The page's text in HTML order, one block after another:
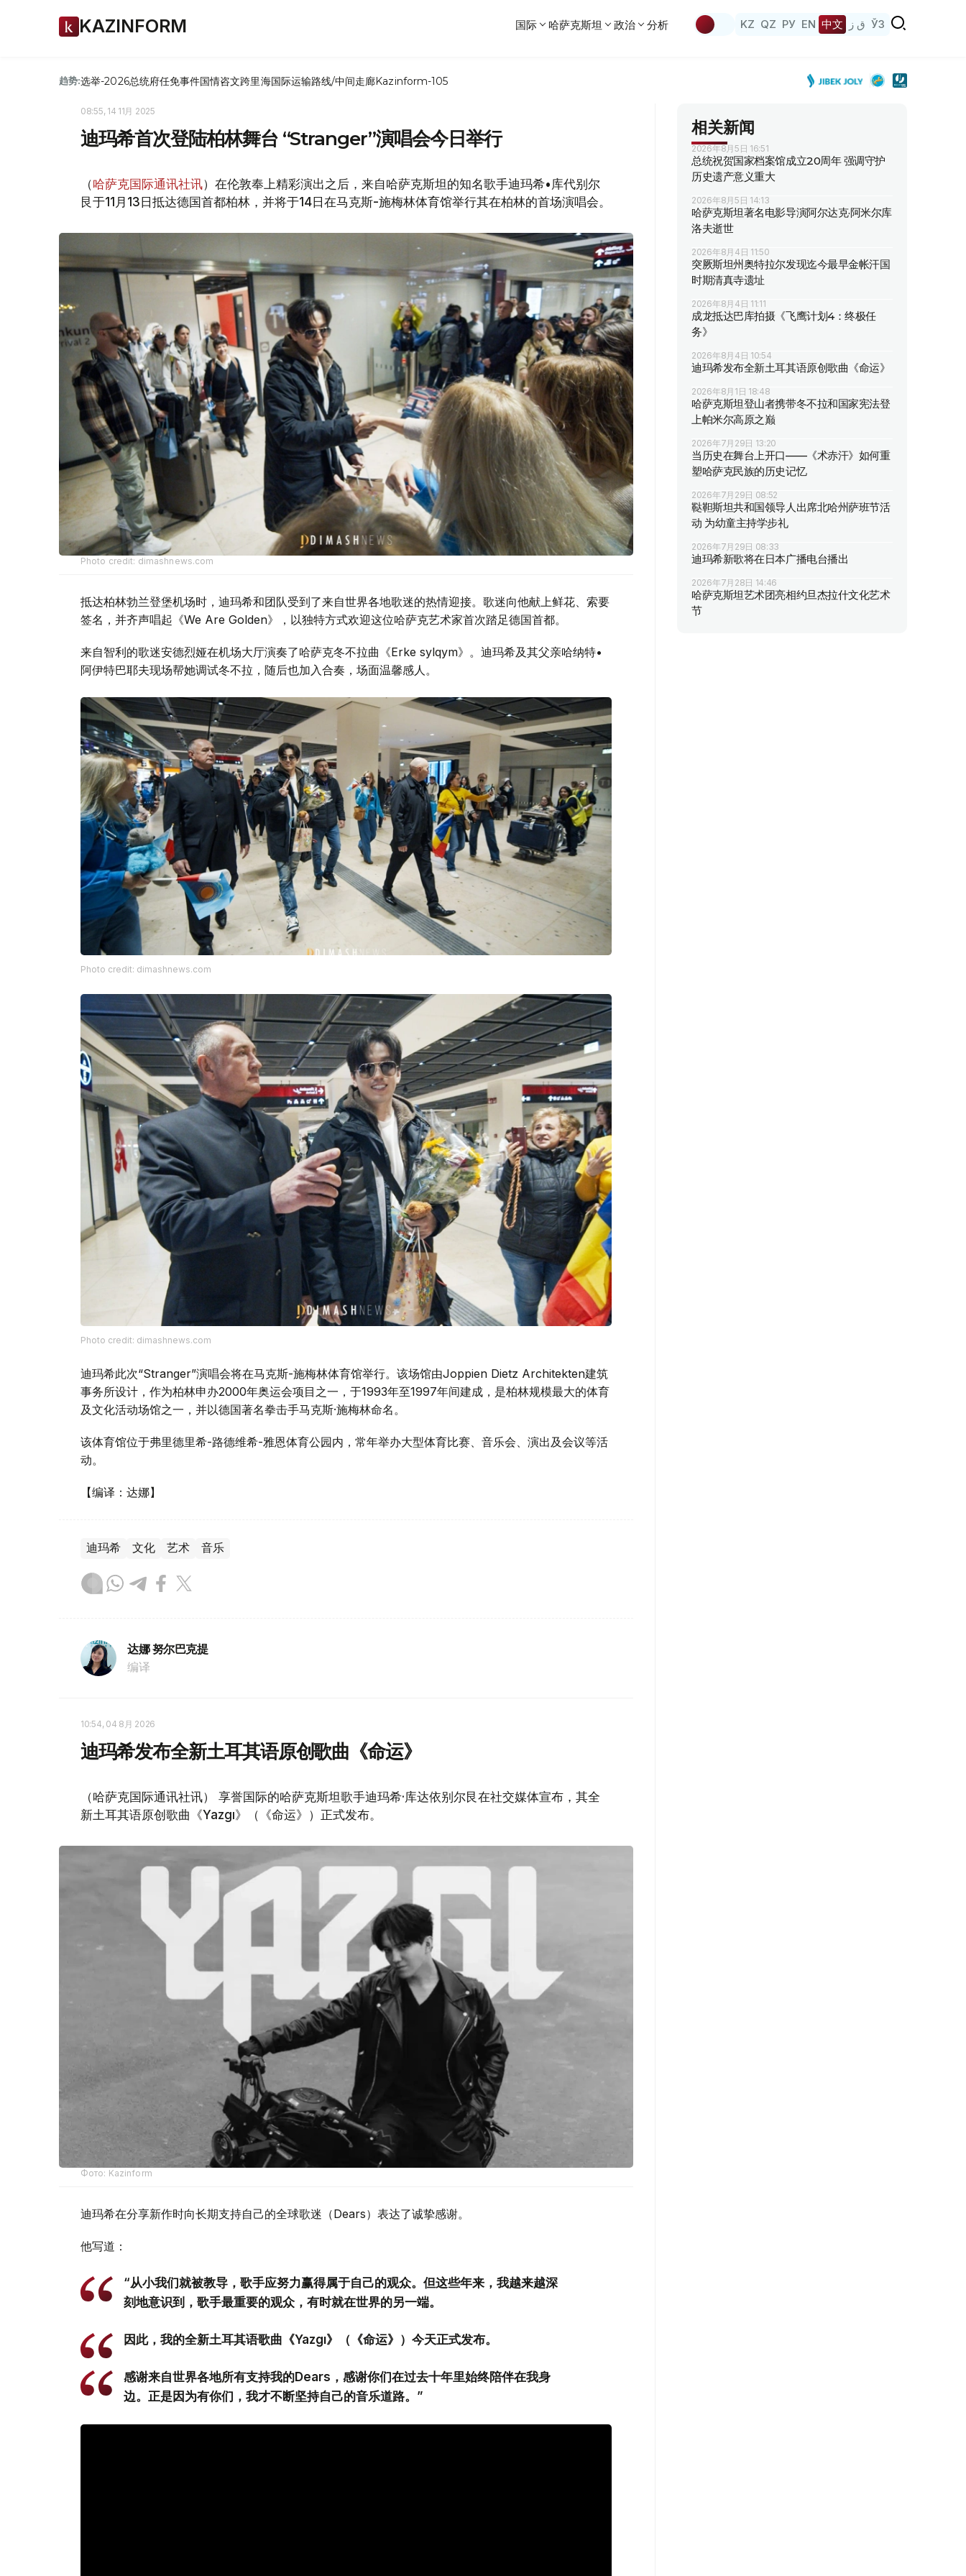
KAZINFORM 国际 哈萨克斯坦 政治 分析 KZ QZ РУ EN 中文 ق ز ЎЗ
趋势:选举-2026总统府任免事件国情咨文跨里海国际运输路线/中间走廊Kazinform-105
08:55, 14 11月 2025
迪玛希首次登陆柏林舞台 “Stranger”演唱会今日举行
（哈萨克国际通讯社讯）在伦敦奉上精彩演出之后，来自哈萨克斯坦的知名歌手迪玛希•库代别尔
艮于11月13日抵达德国首都柏林，并将于14日在马克斯-施梅林体育馆举行其在柏林的首场演唱会。
Photo credit: dimashnews.com
抵达柏林勃兰登堡机场时，迪玛希和团队受到了来自世界各地歌迷的热情迎接。歌迷向他献上鲜花、索要
签名，并齐声唱起《We Are Golden》，以独特方式欢迎这位哈萨克艺术家首次踏足德国首都。
来自智利的歌迷安德烈娅在机场大厅演奏了哈萨克冬不拉曲《Erke sylqym》。迪玛希及其父亲哈纳特•
阿伊特巴耶夫现场帮她调试冬不拉，随后也加入合奏，场面温馨感人。
Photo credit: dimashnews.com
Photo credit: dimashnews.com
迪玛希此次“Stranger”演唱会将在马克斯-施梅林体育馆举行。该场馆由Joppien Dietz Architekten建筑
事务所设计，作为柏林申办2000年奥运会项目之一，于1993年至1997年间建成，是柏林规模最大的体育
及文化活动场馆之一，并以德国著名拳击手马克斯·施梅林命名。
该体育馆位于弗里德里希-路德维希-雅恩体育公园内，常年举办大型体育比赛、音乐会、演出及会议等活
动。
【编译：达娜】
迪玛希 文化 艺术 音乐
达娜 努尔巴克提
编译
10:54, 04 8月 2026
迪玛希发布全新土耳其语原创歌曲《命运》
（哈萨克国际通讯社讯） 享誉国际的哈萨克斯坦歌手迪玛希·库达依别尔艮在社交媒体宣布，其全
新土耳其语原创歌曲《Yazgı》（《命运》）正式发布。
Фото: Kazinform
迪玛希在分享新作时向长期支持自己的全球歌迷（Dears）表达了诚挚感谢。
他写道：
“从小我们就被教导，歌手应努力赢得属于自己的观众。但这些年来，我越来越深
刻地意识到，歌手最重要的观众，有时就在世界的另一端。
因此，我的全新土耳其语歌曲《Yazgı》（《命运》）今天正式发布。
感谢来自世界各地所有支持我的Dears，感谢你们在过去十年里始终陪伴在我身
边。正是因为有你们，我才不断坚持自己的音乐道路。”
相关新闻
2026年8月5日 16:51
总统祝贺国家档案馆成立20周年 强调守护
历史遗产意义重大
2026年8月5日 14:13
哈萨克斯坦著名电影导演阿尔达克·阿米尔库
洛夫逝世
2026年8月4日 11:50
突厥斯坦州奥特拉尔发现迄今最早金帐汗国
时期清真寺遗址
2026年8月4日 11:11
成龙抵达巴库拍摄《飞鹰计划4：终极任
务》
2026年8月4日 10:54
迪玛希发布全新土耳其语原创歌曲《命运》
2026年8月1日 18:48
哈萨克斯坦登山者携带冬不拉和国家宪法登
上帕米尔高原之巅
2026年7月29日 13:20
当历史在舞台上开口——《术赤汗》如何重
塑哈萨克民族的历史记忆
2026年7月29日 08:52
鞑靼斯坦共和国领导人出席北哈州萨班节活
动 为幼童主持学步礼
2026年7月29日 08:33
迪玛希新歌将在日本广播电台播出
2026年7月28日 14:46
哈萨克斯坦艺术团亮相约旦杰拉什文化艺术
节